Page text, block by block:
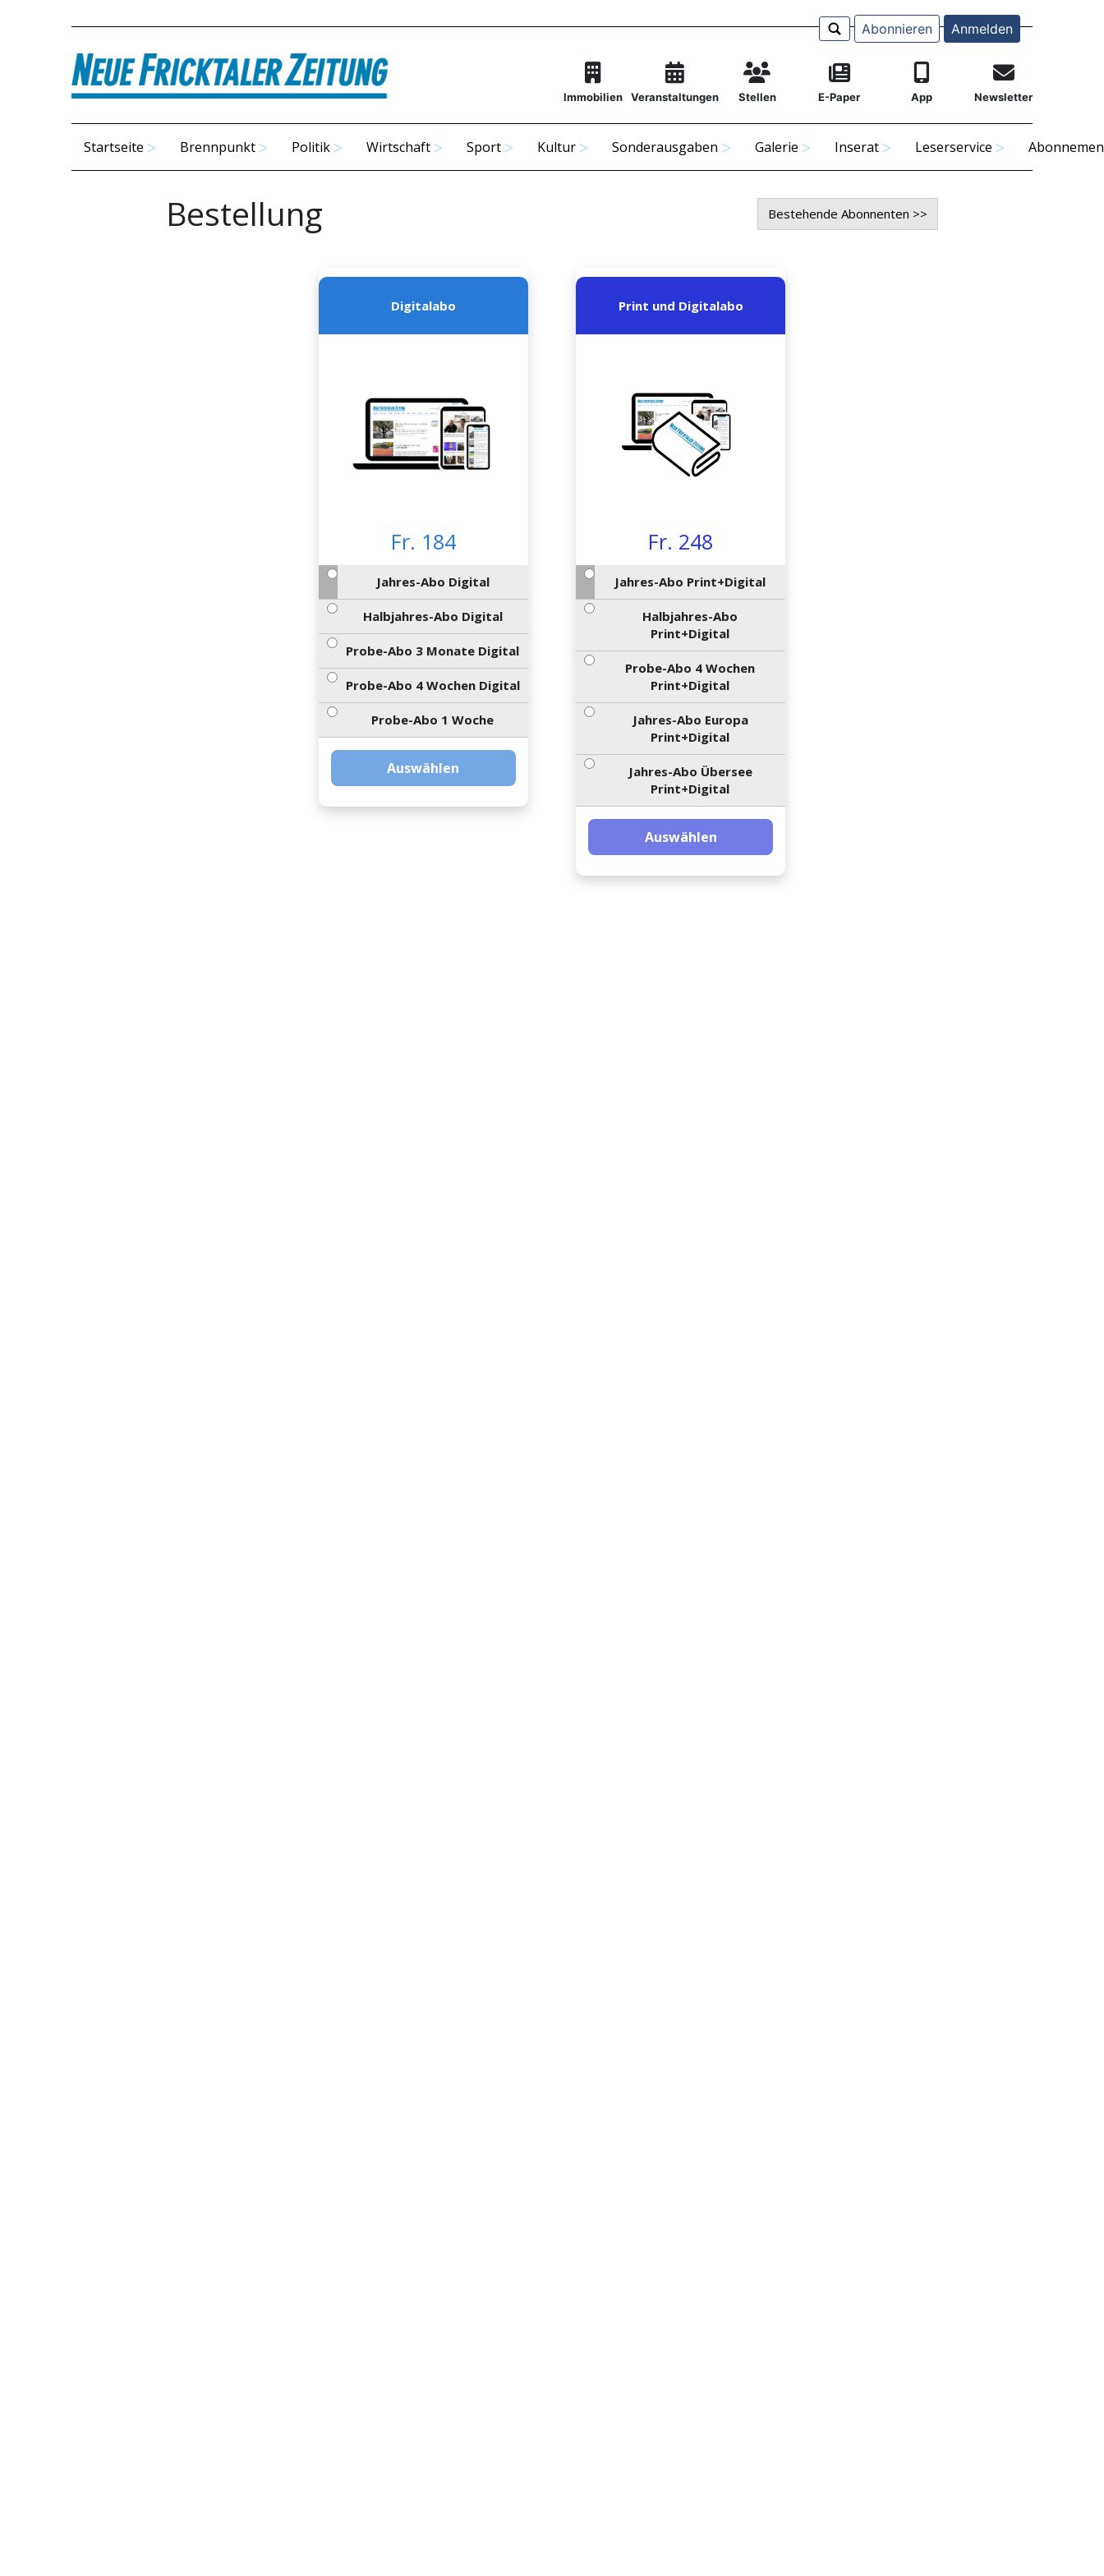
Abonnieren Anmelden
Immobilien Veranstaltungen Stellen E-Paper App Newsletter
Startseite Brennpunkt Politik Wirtschaft Sport Kultur Sonderausgaben Galerie Inserat Leserservice